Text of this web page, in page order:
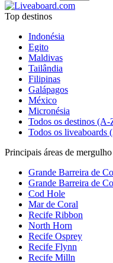
Top destinos
Indonésia
Egito
Maldivas
Tailândia
Filipinas
Galápagos
México
Micronésia
Todos os destinos (A-
Todos os liveaboards
Principais áreas de mergulho
Grande Barreira de
Grande Barreira de
Cod Hole
Mar de Coral
Recife Ribbon
North Horn
Recife Osprey
Recife Flynn
Recife Milln